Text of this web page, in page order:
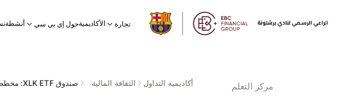
تجارة الأكاديميةحول إي بي سي أنشطة
مركز التعلم
أكاديمية التداول الثقافة المالية